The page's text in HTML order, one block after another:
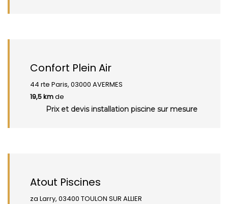
Confort Plein Air
44 rte Paris, 03000 AVERMES
19,5 kmde
Prix et devis installation piscine sur mesure
Atout Piscines
za Larry, 03400 TOULON SUR ALLIER